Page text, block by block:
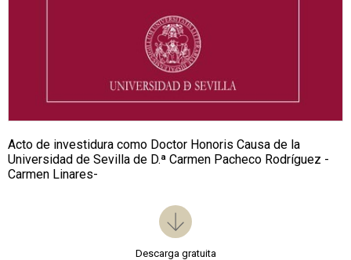
Acto de investidura como Doctor Honoris Causa de la
Universidad de Sevilla de D.ª Carmen Pacheco Rodríguez -
Carmen Linares-
Descarga gratuita